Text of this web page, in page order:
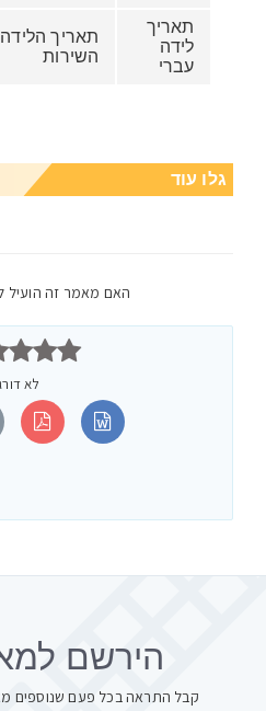
תאריך
לידה
עברי
תאריך
השירות
גלו עוד
האם מאמר זה הועיל
לא
הירשם
קבל התראה בכל פעם שנוספים